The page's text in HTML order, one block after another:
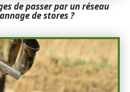
de passer par un réseau
de stores ?